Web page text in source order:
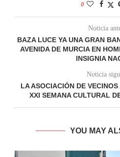
0
Noticia
BAZA LUCE YA UNA GRAN
AVENIDA DE MURCIA EN
INSIGNIA
Noticia
LA ASOCIACIÓN DE
XXI SEMANA CULTURAL
YOU MAY